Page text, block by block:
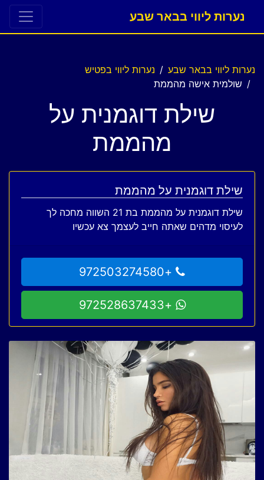
נערות ליווי בבאר שבע
נערות ליווי בבאר שבע
נערות ליווי בפטיש
שולמית אישה מהממת
שילת דוגמנית על
מהממת
שילת דוגמנית על מהממת
שילת דוגמנית על מהממת בת 21 השווה מחכה לך
לעיסוי מדהים שאתה חייב לעצמך צא עכשיו
+972503274580
+972528637433